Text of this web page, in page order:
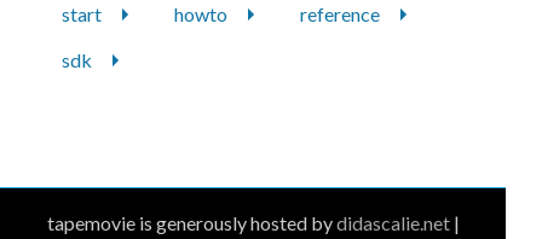
start howto
reference
sdk
tapemovie is generously hosted bydidascalie.net|